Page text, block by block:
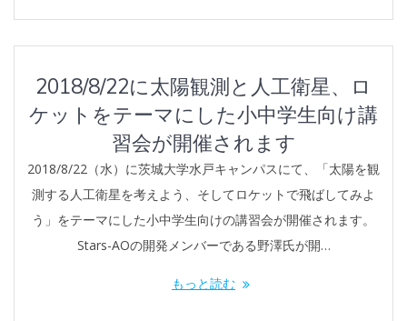
2018/8/22に太陽観測と人工衛星、ロ
ケットをテーマにした小中学生向け講
習会が開催されます
2018/8/22（水）に茨城大学水戸キャンパスにて、「太陽を観
測する人工衛星を考えよう、そしてロケットで飛ばしてみよ
う」をテーマにした小中学生向けの講習会が開催されます。
Stars-AOの開発メンバーである野澤氏が開…
もっと読む